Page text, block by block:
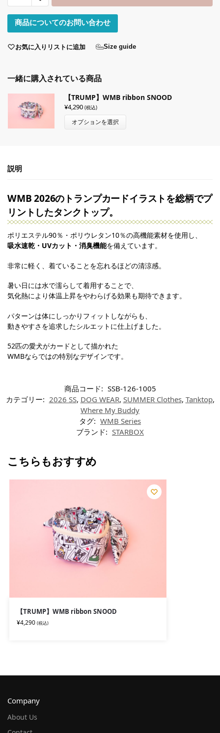
商品についてのお問い合わせ
お気に入りリストに追加 Size guide
一緒に購入されている商品
【TRUMP】WMB ribbon SNOOD
¥4,290 (税込)
オプションを選択
説明
WMB 2026のトランプカードイラストを総柄でプ
リントしたタンクトップ。
ポリエステル90％・ポリウレタン10％の高機能素材を使用し、
吸水速乾・ UVカット・消臭機能を備えています。
非常に軽く、着ていることを忘れるほどの清涼感。
暑い日には水で濡らして着用することで、
気化熱により体温上昇をやわらげる効果も期待できます。
パターンは体にしっかりフィットしながらも、
動きやすさを追求したシルエットに仕上げました。
52匹の愛犬がカードとして描かれた
WMBならではの特別なデザインです。
商品コード: SSB-126-1005
カテゴリー: 2026 SS, DOG WEAR, SUMMER Clothes, Tanktop,
Where My Buddy
タグ: WMB Series
ブランド: STARBOX
こちらもおすすめ
【TRUMP】WMB ribbon SNOOD
¥4,290 (税込)
Company
About Us